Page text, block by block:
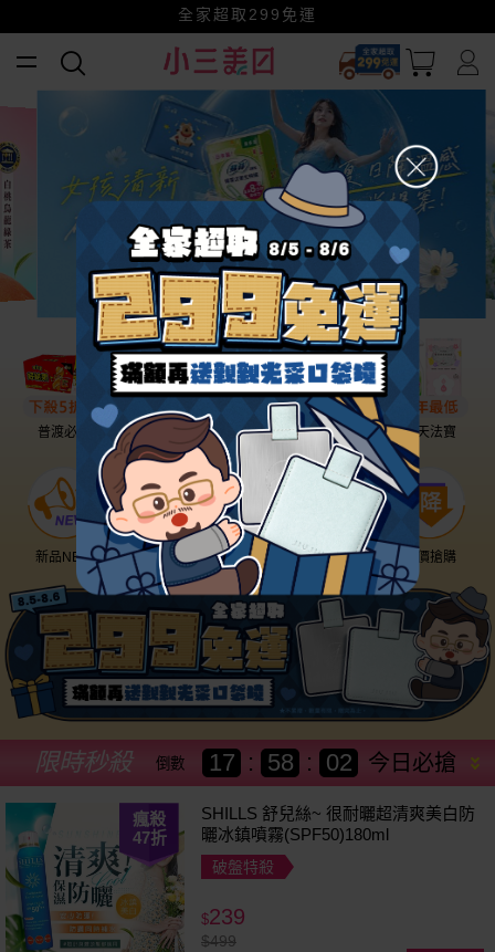
賺美幣~換好禮~立即換GO~
小三美日x全支付~美幣+全點折上折超划算
幫老爸清空購物車！
全家超取299免運
普渡必備 話題保養 盛夏提案 雨天法寶
新品NEW 優惠神券 美幣回饋 降價搶購
今日必搶
限時秒殺 倒數 17 : 58 : 00
瘋殺
47折
SHILLS 舒兒絲~ 很耐曬超清爽美白防
曬冰鎮噴霧(SPF50)180ml
破盤特殺
$239
$499